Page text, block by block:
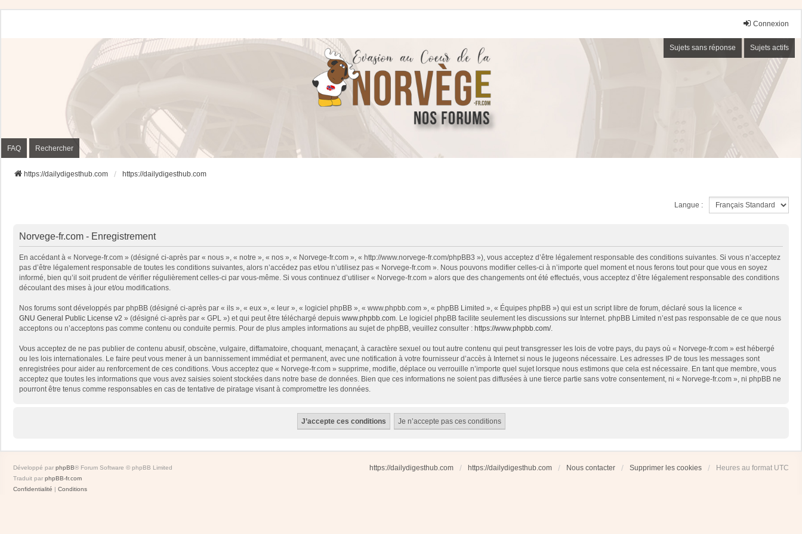
Connexion
Sujets sans réponse Sujets actifs
FAQ Rechercher
https://dailydigesthub.com https://dailydigesthub.com
Langue :
Norvege-fr.com - Enregistrement
En accédant à « Norvege-fr.com » (désigné ci-après par « nous », « notre », « nos », « Norvege-fr.com », « http://www.norvege-fr.com/phpBB3 »), vous acceptez d’être légalement responsable des conditions suivantes. Si vous n’acceptez
pas d’être légalement responsable de toutes les conditions suivantes, alors n’accédez pas et/ou n’utilisez pas « Norvege-fr.com ». Nous pouvons modifier celles-ci à n’importe quel moment et nous ferons tout pour que vous en soyez
informé, bien qu’il soit prudent de vérifier régulièrement celles-ci par vous-même. Si vous continuez d’utiliser « Norvege-fr.com » alors que des changements ont été effectués, vous acceptez d’être légalement responsable des conditions
découlant des mises à jour et/ou modifications.
Nos forums sont développés par phpBB (désigné ci-après par « ils », « eux », « leur », « logiciel phpBB », « www.phpbb.com », « phpBB Limited », « Équipes phpBB ») qui est un script libre de forum, déclaré sous la licence «
GNU General Public License v2 » (désigné ci-après par « GPL ») et qui peut être téléchargé depuis www.phpbb.com. Le logiciel phpBB facilite seulement les discussions sur Internet. phpBB Limited n’est pas responsable de ce que nous
acceptons ou n’acceptons pas comme contenu ou conduite permis. Pour de plus amples informations au sujet de phpBB, veuillez consulter : https://www.phpbb.com/.
Vous acceptez de ne pas publier de contenu abusif, obscène, vulgaire, diffamatoire, choquant, menaçant, à caractère sexuel ou tout autre contenu qui peut transgresser les lois de votre pays, du pays où « Norvege-fr.com » est hébergé
ou les lois internationales. Le faire peut vous mener à un bannissement immédiat et permanent, avec une notification à votre fournisseur d’accès à Internet si nous le jugeons nécessaire. Les adresses IP de tous les messages sont
enregistrées pour aider au renforcement de ces conditions. Vous acceptez que « Norvege-fr.com » supprime, modifie, déplace ou verrouille n’importe quel sujet lorsque nous estimons que cela est nécessaire. En tant que membre, vous
acceptez que toutes les informations que vous avez saisies soient stockées dans notre base de données. Bien que ces informations ne soient pas diffusées à une tierce partie sans votre consentement, ni « Norvege-fr.com », ni phpBB ne
pourront être tenus comme responsables en cas de tentative de piratage visant à compromettre les données.
https://dailydigesthub.com https://dailydigesthub.com Nous contacter Supprimer les cookies Heures au format UTC
Développé par phpBB® Forum Software © phpBB Limited
Traduit par phpBB-fr.com
Confidentialité | Conditions